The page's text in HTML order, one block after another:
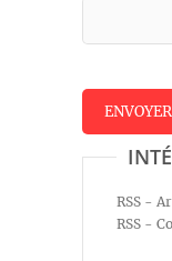
RSS -
RSS -